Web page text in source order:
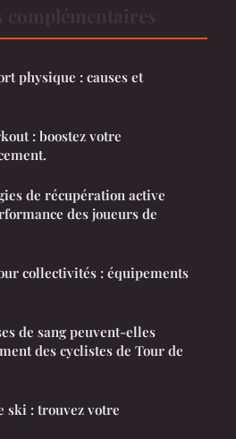
physique : causes et
: boostez votre
de récupération active
des joueurs de
collectivités : équipements
de sang peuvent-elles
des cyclistes de Tour de
ski : trouvez votre